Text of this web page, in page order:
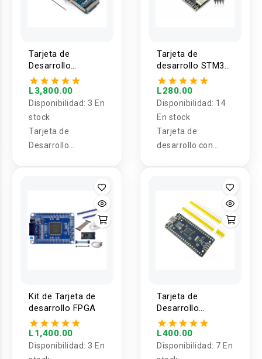
Tarjeta de
Desarrollo
ARDUINO GIGA R1
WIFI
L3,800.00
Disponibilidad: 3 En
stock
Tarjeta de
Desarrollo
Tarjeta de
desarrollo STM32
STM32F401
L280.00
Disponibilidad: 14
En stock
Tarjeta de
desarrollo con
Kit de Tarjeta de
desarrollo FPGA
L1,400.00
Disponibilidad: 3 En
Tarjeta de
Desarrollo
STM32L0
L400.00
Disponibilidad: 7 En